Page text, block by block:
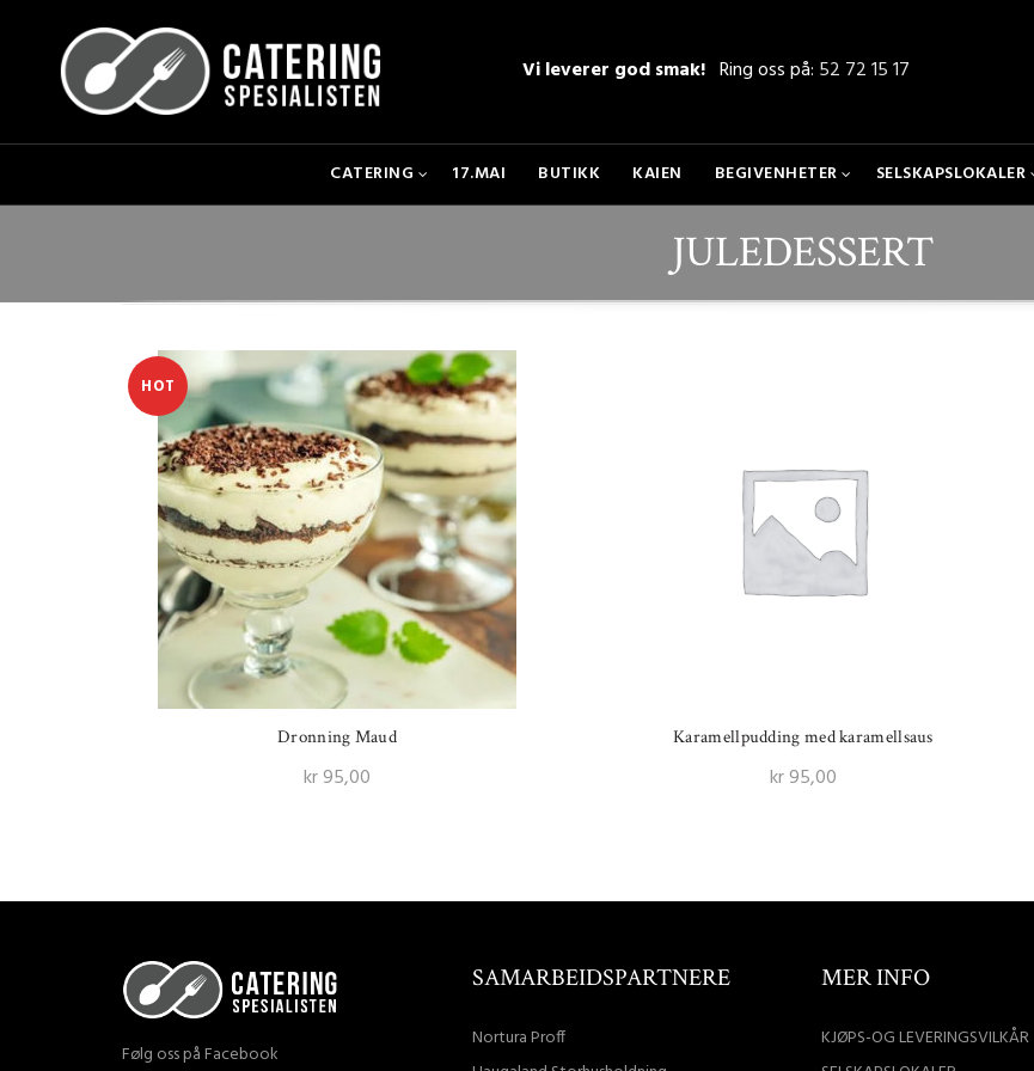
Vi leverer god smak!Ring oss på: 52 72 15 17
CATERING 17.MAI BUTIKK KAIEN BEGIVENHETER SELSKAPSLOKALER
JULEDESSERT
HOT
Dronning Maud
kr95,00
Karamellpudding med karamellsaus
kr95,00
Følg oss på Facebook
SAMARBEIDSPARTNERE
Nortura Proff
MER INFO
KJØPS-OG LEVERINGSVILKÅR